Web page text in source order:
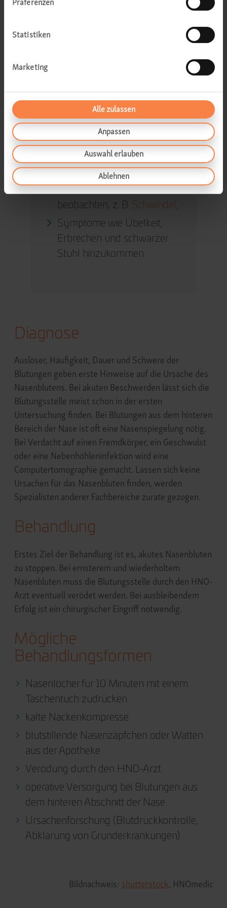
Präferenzen
Statistiken
Marketing
Alle zulassen
Anpassen
Auswahl erlauben
Ablehnen
Bitte gehen Sie
ersichtlichen Grund unter
starkem Nasenbluten leiden,
sich die Blutungen nicht
innerhalb von 20 Minuten
stillen lassen,
Sie Anzeichen für einen
beobachten, z. B. Schwindel ,
Symptome wie Übelkeit,
Erbrechen und schwarzer
Stuhl hinzukommen.
Diagnose
Auslöser, Häufigkeit, Dauer und Schwere der
Blutungen geben erste Hinweise auf die Ursache des
Nasenblutens. Bei akuten Beschwerden lässt sich die
Blutungsstelle meist schon in der ersten
Untersuchung finden. Bei Blutungen aus dem hinteren
Bereich der Nase ist oft eine Nasenspiegelung nötig.
Bei Verdacht auf einen Fremdkörper, ein Geschwulst
oder eine Nebenhöhleninfektion wird eine
Computertomographie gemacht. Lassen sich keine
Ursachen für das Nasenbluten finden, werden
Spezialisten anderer Fachbereiche zurate gezogen.
Behandlung
Erstes Ziel der Behandlung ist es, akutes Nasenbluten
zu stoppen. Bei ernsterem und wiederholtem
Nasenbluten muss die Blutungsstelle durch den HNO-
Arzt eventuell verödet werden. Bei ausbleibendem
Erfolg ist ein chirurgischer Eingriff notwendig.
Mögliche
Behandlungsformen
Nasenlöcher für 10 Minuten mit einem
Taschentuch zudrücken
kalte Nackenkompresse
blutstillende Nasenzäpfchen oder Watten
aus der Apotheke
Verödung durch den HNO-Arzt
operative Versorgung bei Blutungen aus
dem hinteren Abschnitt der Nase
Ursachenforschung (Blutdruckkontrolle,
Abklärung von Grunderkrankungen)
Bildnachweis: shutterstock, HNOmedic